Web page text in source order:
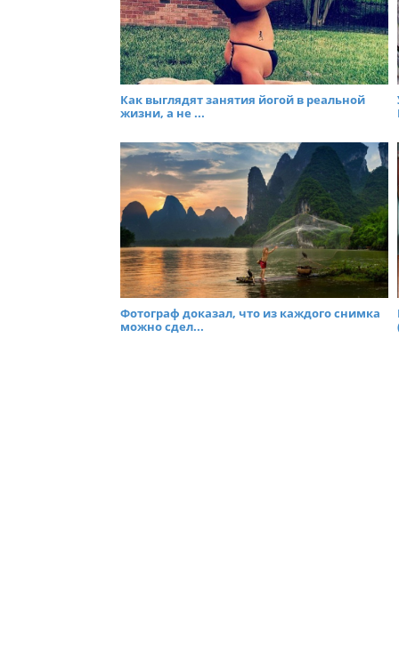
Как выглядят занятия йогой в реальной
жизни, а не ...
Фотограф доказал, что из каждого снимка
можно сдел...